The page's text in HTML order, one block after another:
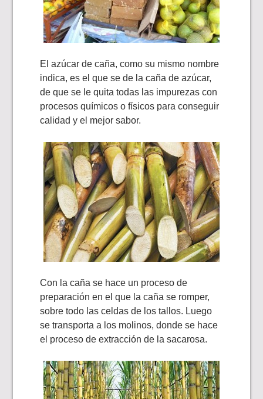
El azúcar de caña, como su mismo nombre
indica, es el que se de la caña de azúcar,
de que se le quita todas las impurezas con
procesos químicos o físicos para conseguir
calidad y el mejor sabor.
Con la caña se hace un proceso de
preparación en el que la caña se romper,
sobre todo las celdas de los tallos. Luego
se transporta a los molinos, donde se hace
el proceso de extracción de la sacarosa.